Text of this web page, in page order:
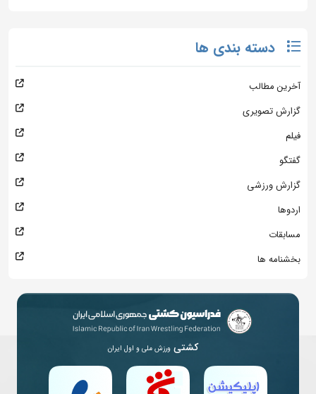
دسته بندی ها
آخرین مطالب
گزارش تصویری
فیلم
گفتگو
گزارش ورزشی
اردوها
مسابقات
بخشنامه ها
کشتی ورزش ملی و اول ایران